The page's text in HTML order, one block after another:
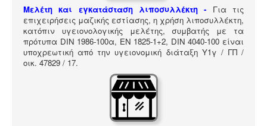
Μελέτη και εγκατάσταση λιποσυλλέκτη -
Για τις
επιχειρήσεις μαζικής εστίασης, η χρήση λιποσυλλέκτη,
κατόπιν υγειονολογικής μελέτης, συμβατής με τα
πρότυπα DIN 1986-100α, EN 1825-1+2, DIN 4040-100 είναι
υποχρεωτική από την υγειονομική διάταξη Υ1γ / ΓΠ /
οικ. 47829 / 17.